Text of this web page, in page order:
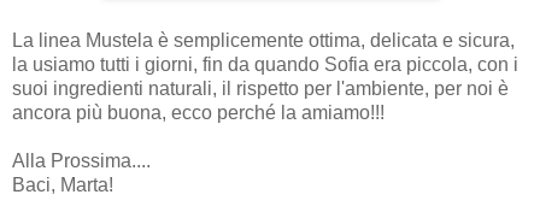
La linea Mustela è semplicemente ottima, delicata e sicura,
la usiamo tutti i giorni, fin da quando Sofia era piccola, con i
suoi ingredienti naturali, il rispetto per l'ambiente, per noi è
ancora più buona, ecco perché la amiamo!!!
Alla Prossima....
Baci, Marta!